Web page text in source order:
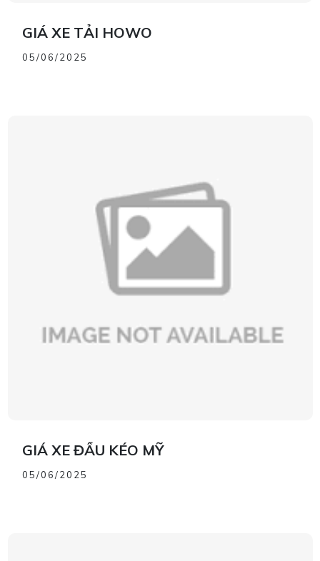
GIÁ XE TẢI HOWO
05/06/2025
GIÁ XE ĐẦU KÉO MỸ
05/06/2025